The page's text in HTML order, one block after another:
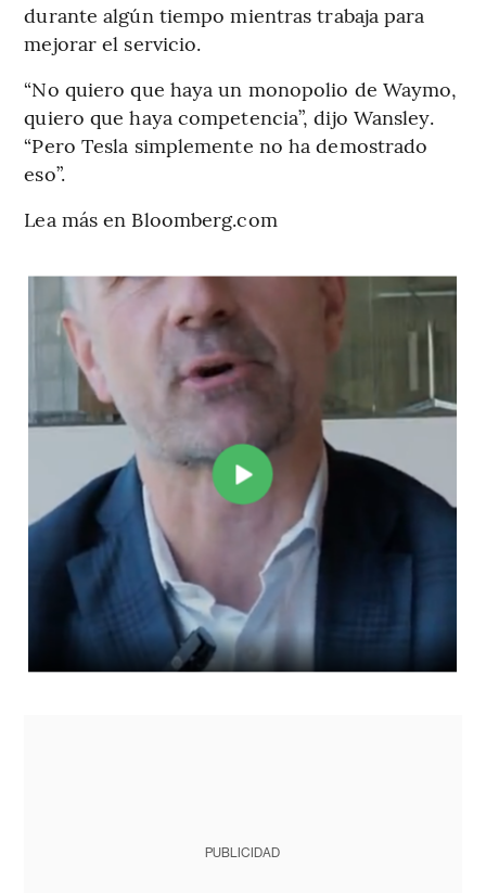
durante algún tiempo mientras trabaja para
mejorar el servicio.
“No quiero que haya un monopolio de Waymo,
quiero que haya competencia”, dijo Wansley.
“Pero Tesla simplemente no ha demostrado
eso”.
Lea más en Bloomberg.com
PUBLICIDAD